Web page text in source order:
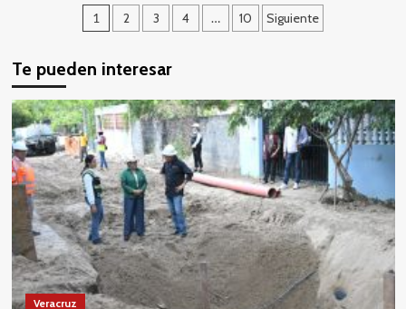
Paginación
entradas
1 2 3 4 … 10 Siguiente
Te pueden interesar
Veracruz